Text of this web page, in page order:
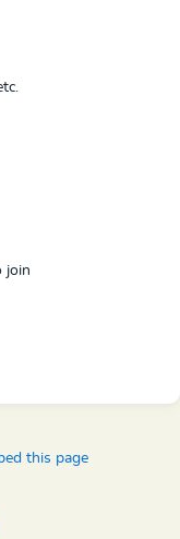
join
this page